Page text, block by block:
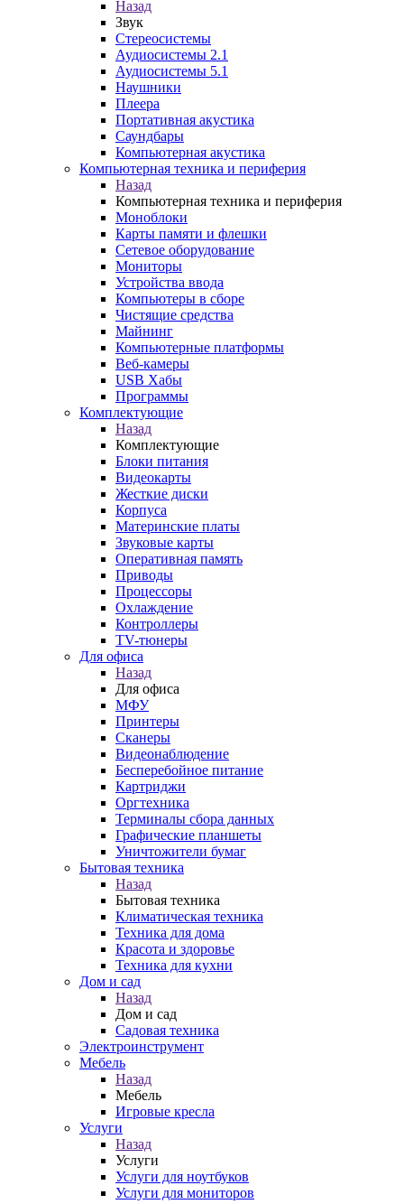
Назад
Звук
Стереосистемы
Аудиосистемы 2.1
Аудиосистемы 5.1
Наушники
Плеера
Портативная акустика
Саундбары
Компьютерная акустика
Компьютерная техника и периферия
Назад
Компьютерная техника и периферия
Моноблоки
Карты памяти и флешки
Сетевое оборудование
Мониторы
Устройства ввода
Компьютеры в сборе
Чистящие средства
Майнинг
Компьютерные платформы
Веб-камеры
USB Хабы
Программы
Комплектующие
Назад
Комплектующие
Блоки питания
Видеокарты
Жесткие диски
Корпуса
Материнские платы
Звуковые карты
Оперативная память
Приводы
Процессоры
Охлаждение
Контроллеры
TV-тюнеры
Для офиса
Назад
Для офиса
МФУ
Принтеры
Сканеры
Видеонаблюдение
Бесперебойное питание
Картриджи
Оргтехника
Терминалы сбора данных
Графические планшеты
Уничтожители бумаг
Бытовая техника
Назад
Бытовая техника
Климатическая техника
Техника для дома
Красота и здоровье
Техника для кухни
Дом и сад
Назад
Дом и сад
Садовая техника
Электроинструмент
Мебель
Назад
Мебель
Игровые кресла
Услуги
Назад
Услуги
Услуги для ноутбуков
Услуги для мониторов